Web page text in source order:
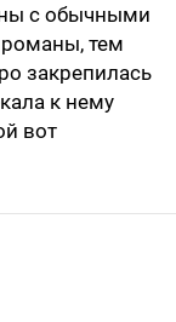
с обычными
тем
закрепилась
к нему
вот